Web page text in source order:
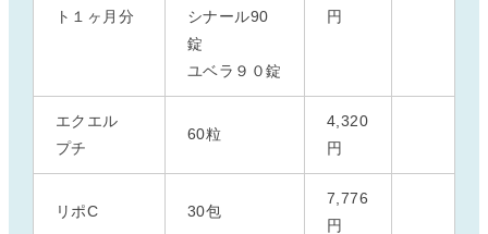
ト１ヶ月分
シナール90
錠
ユベラ９０錠
円
エクエル
プチ
60粒
4,320
円
リポC 30包
7,776
円